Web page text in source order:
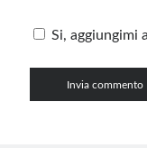
Si, aggiungimi